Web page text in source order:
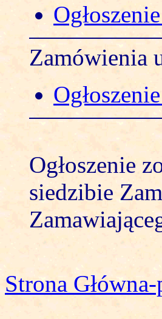
Zamówienia
Ogłoszenie
siedzibie
Strona